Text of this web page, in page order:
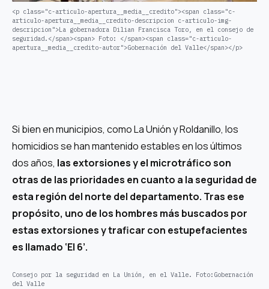
<p class="c-articulo-apertura__media__credito"><span class="c-
articulo-apertura__media__credito-descripcion c-articulo-img-
descripcion">La gobernadora Dilian Francisca Toro, en el consejo de
seguridad.</span><span> Foto: </span><span class="c-articulo-
apertura__media__credito-autor">Gobernación del Valle</span></p>
Si bien en municipios, como La Unión y Roldanillo, los
homicidios se han mantenido estables en los últimos
dos años, las extorsiones y el microtráfico son
otras de las prioridades en cuanto a la seguridad de
esta región del norte del departamento. Tras ese
propósito, uno de los hombres más buscados por
estas extorsiones y traficar con estupefacientes
es llamado ‘El 6’.
Consejo por la seguridad en La Unión, en el Valle. Foto: Gobernación
del Valle